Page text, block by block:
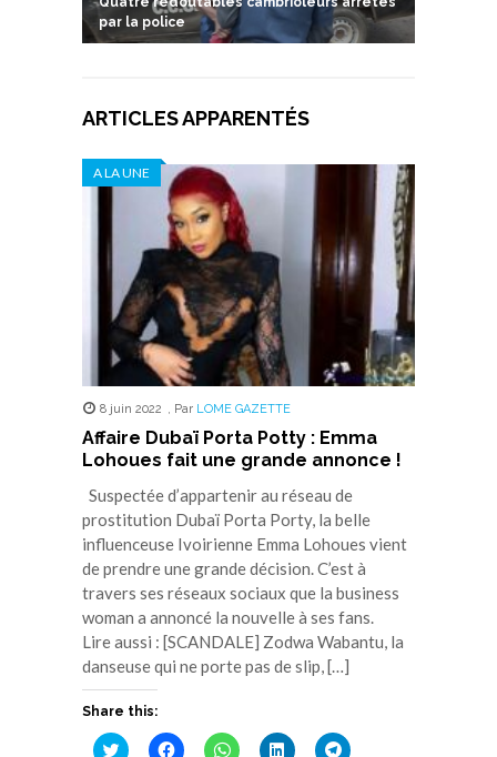
par la police
ARTICLES APPARENTÉS
A LA UNE
8 juin 2022 , Par LOME GAZETTE
Affaire Dubaï Porta Potty : Emma
Lohoues fait une grande annonce !
Suspectée d’appartenir au réseau de
prostitution Dubaï Porta Porty, la belle
influenceuse Ivoirienne Emma Lohoues vient
de prendre une grande décision. C’est à
travers ses réseaux sociaux que la business
woman a annoncé la nouvelle à ses fans.
Lire aussi : [SCANDALE] Zodwa Wabantu, la
danseuse qui ne porte pas de slip, […]
Share this:
Cliquez Cliquez Cliquez Cliquez Cliquez